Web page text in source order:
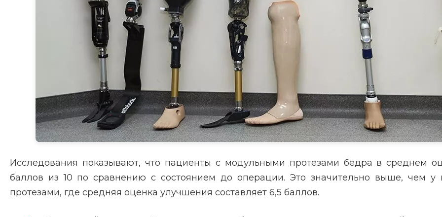
Исследования показывают, что пациенты с модульными протезами бедра в среднем
баллов из 10 по сравнению с состоянием до операции. Это значительно выше, чем
протезами, где средняя оценка улучшения составляет 6,5 баллов.